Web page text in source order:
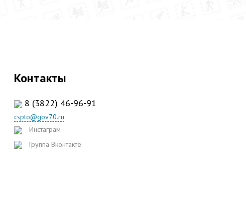
Контакты
8 (3822) 46-96-91
cspto@gov70.ru
Инстаграм
Группа Вконтакте